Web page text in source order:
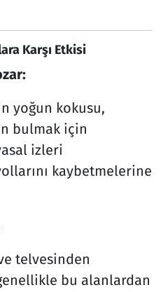
Karşı Etkisi
yoğun kokusu,
bulmak için
izleri
kaybetmelerine
telvesinden
bu alanlardan